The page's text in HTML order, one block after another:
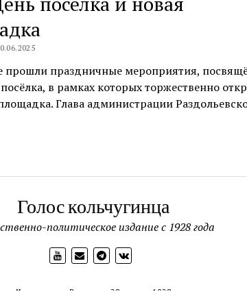
прошли праздничные мероприятия,
в рамках которых торжественно
Глава администрации
Голос кольчугинца
политическое издание с 1928 года
Кольчугинца Выходит с 28 апреля 1928 года.